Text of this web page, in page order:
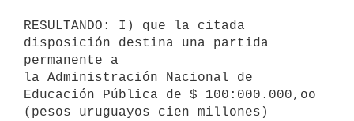
RESULTANDO: I) que la citada
disposición destina una partida
permanente a
la Administración Nacional de
Educación Pública de $ 100:000.000,oo
(pesos uruguayos cien millones)